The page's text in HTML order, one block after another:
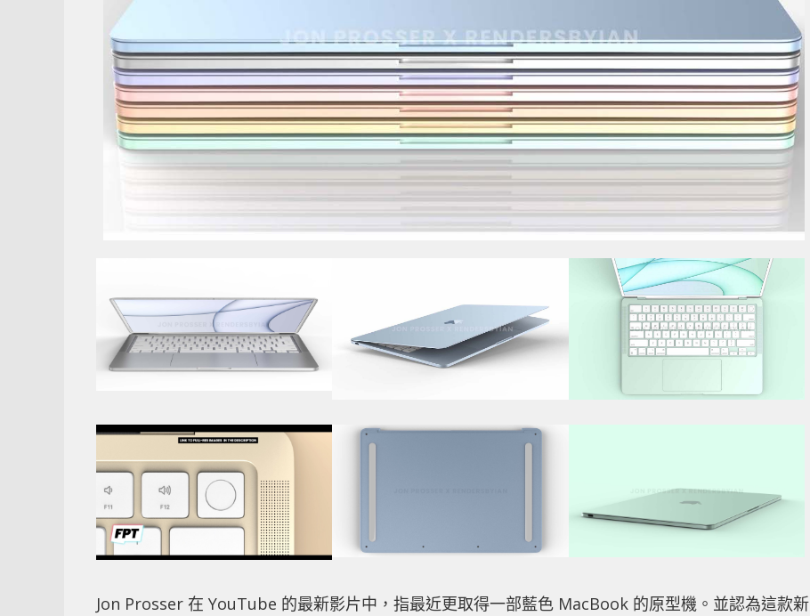
Jon Prosser 在 YouTube 的最新影片中，指最近更取得一部藍色 MacBook 的原型機。並認為這款新